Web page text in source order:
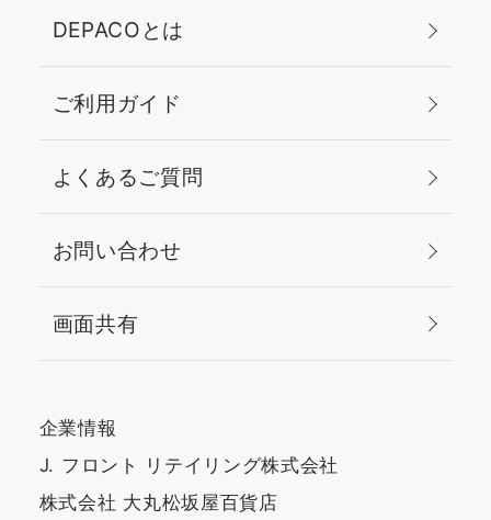
DEPACOとは
ご利用ガイド
よくあるご質問
お問い合わせ
画面共有
企業情報
J. フロント リテイリング株式会社
株式会社 大丸松坂屋百貨店